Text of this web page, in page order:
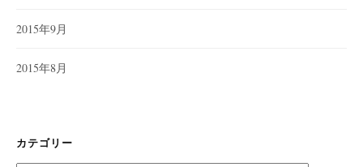
2015年9月
2015年8月
カテゴリー